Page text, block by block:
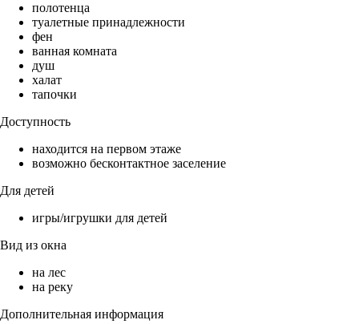
полотенца
туалетные принадлежности
фен
ванная комната
душ
халат
тапочки
Доступность
находится на первом этаже
возможно бесконтактное заселение
Для детей
игры/игрушки для детей
Вид из окна
на лес
на реку
Дополнительная информация